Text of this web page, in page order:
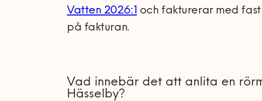
Vatten 2026:1 och fakturerar med
på fakturan.
Vad innebär det att anlita en
Hässelby?